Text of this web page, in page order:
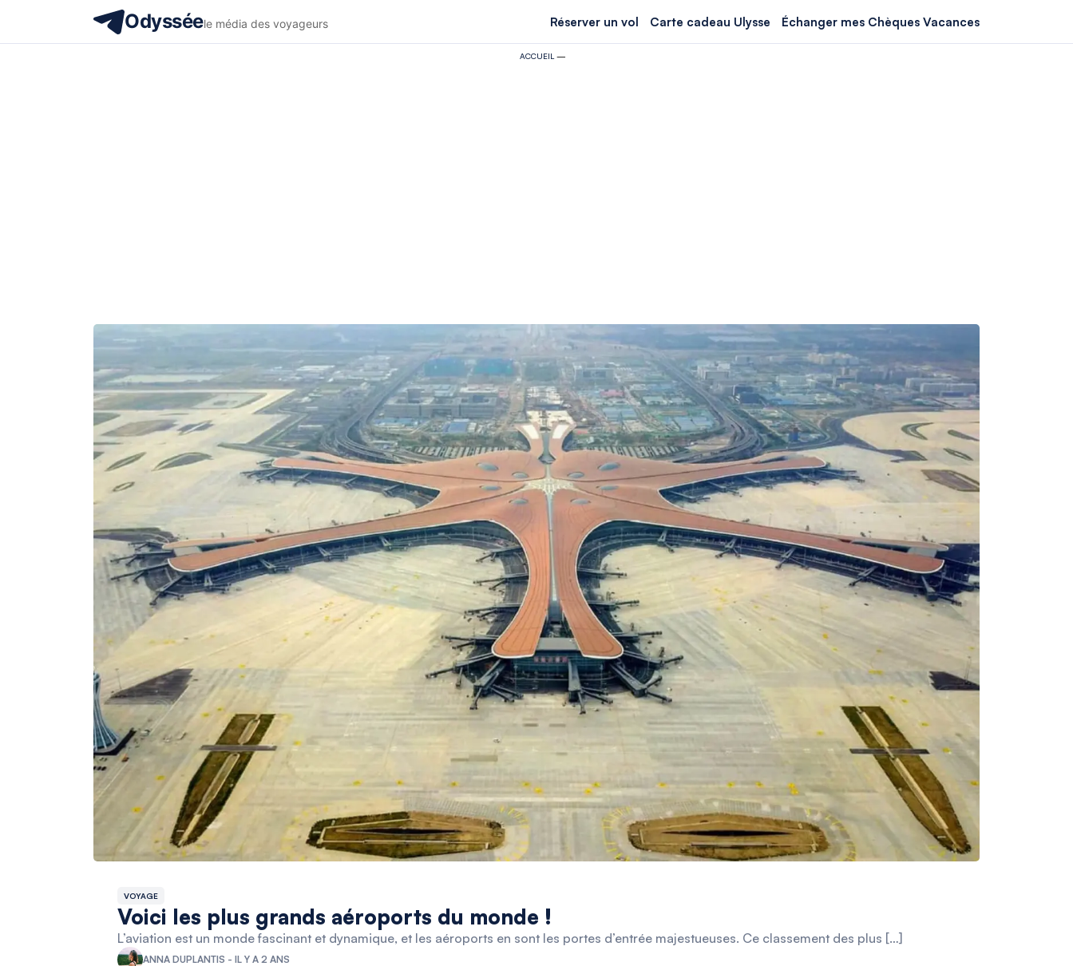
Odysséele média des voyageurs Réserver un vol Carte cadeau Ulysse Échanger mes Chèques Vacances
ACCUEIL —
VOYAGE
Voici les plus grands aéroports du monde !
L’aviation est un monde fascinant et dynamique, et les aéroports en sont les portes d’entrée majestueuses. Ce classement des plus […]
ANNA DUPLANTIS - IL Y A 2 ANS